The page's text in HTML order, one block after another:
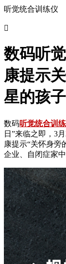
听觉统合训练仪

数码听
康提示
星的孩
数码听觉统合训
日”来临之即，3
康提示“关怀身旁
企业、自闭症家